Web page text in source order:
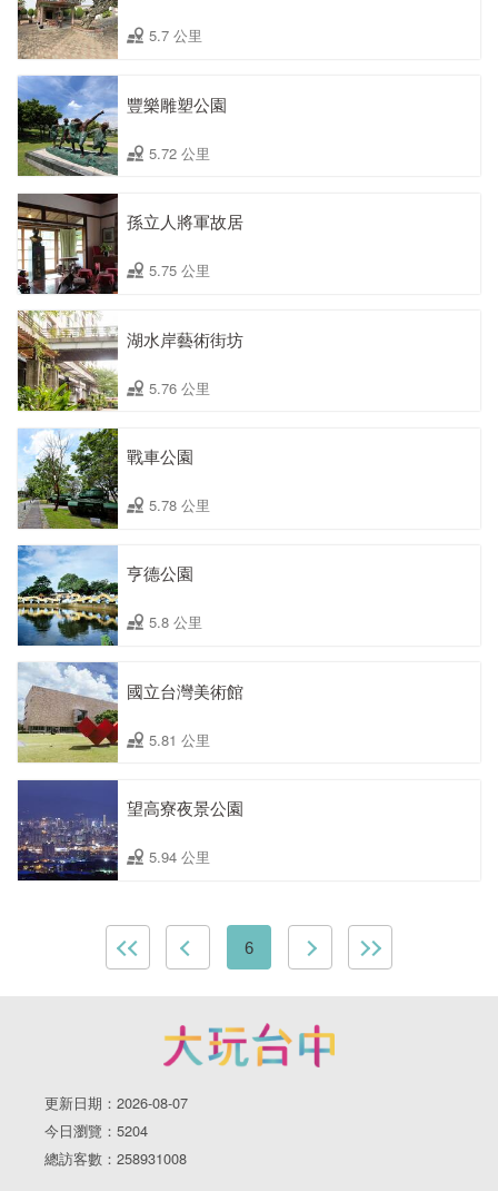
5.7 公里
豐樂雕塑公園
5.72 公里
孫立人將軍故居
5.75 公里
湖水岸藝術街坊
5.76 公里
戰車公園
5.78 公里
亨德公園
5.8 公里
國立台灣美術館
5.81 公里
望高寮夜景公園
5.94 公里
6
更新日期：2026-08-07
今日瀏覽：5204
總訪客數：258931008